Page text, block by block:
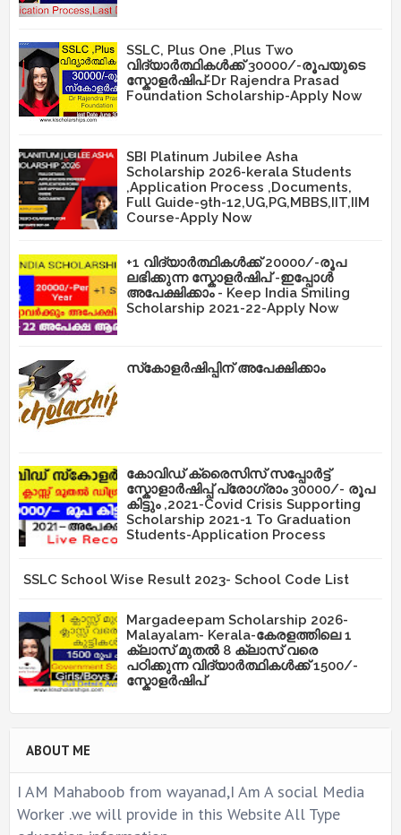
SSLC, Plus One ,Plus Two
വിദ്യാർത്ഥികൾക്ക് 30000/-രൂപയുടെ
സ്കോളർഷിപ്-Dr Rajendra Prasad
Foundation Scholarship-Apply Now
SBI Platinum Jubilee Asha
Scholarship 2026-kerala Students
,Application Process ,Documents,
Full Guide-9th-12,UG,PG,MBBS,IIT,IIM
Course-Apply Now
+1 വിദ്യാർത്ഥികൾക്ക് 20000/-രൂപ
ലഭിക്കുന്ന സ്കോളർഷിപ് -ഇപ്പോൾ
അപേക്ഷിക്കാം - Keep India Smiling
Scholarship 2021-22-Apply Now
സ്‌കോളർഷിപ്പിന് അപേക്ഷിക്കാം
കോവിഡ് ക്രൈസിസ് സപ്പോർട്ട്
സ്കോളാർഷിപ്പ് പ്രോഗ്രാം 30000/- രൂപ
കിട്ടും ,2021-Covid Crisis Supporting
Scholarship 2021-1 To Graduation
Students-Application Process
SSLC School Wise Result 2023- School Code List
Margadeepam Scholarship 2026-
Malayalam- Kerala-കേരളത്തിലെ 1
ക്ലാസ് മുതൽ 8 ക്ലാസ് വരെ
പഠിക്കുന്ന വിദ്യാർത്ഥികൾക്ക് 1500/-
സ്കോളർഷിപ്
ABOUT ME
I AM Mahaboob from wayanad,I Am A social Media
Worker .we will provide in this Website All Type